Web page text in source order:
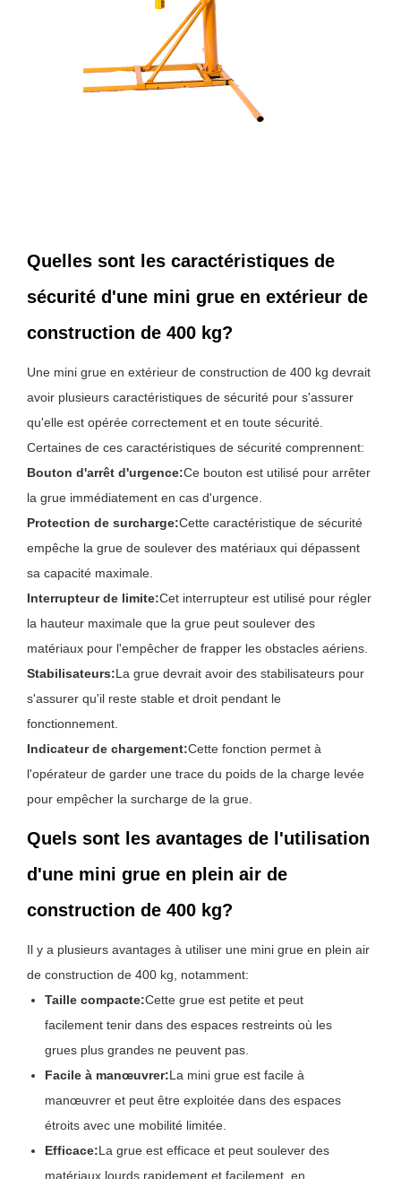
Quelles sont les caractéristiques de
sécurité d'une mini grue en extérieur de
construction de 400 kg?
Une mini grue en extérieur de construction de 400 kg devrait
avoir plusieurs caractéristiques de sécurité pour s'assurer
qu'elle est opérée correctement et en toute sécurité.
Certaines de ces caractéristiques de sécurité comprennent:
Bouton d'arrêt d'urgence:Ce bouton est utilisé pour arrêter
la grue immédiatement en cas d'urgence.
Protection de surcharge:Cette caractéristique de sécurité
empêche la grue de soulever des matériaux qui dépassent
sa capacité maximale.
Interrupteur de limite:Cet interrupteur est utilisé pour régler
la hauteur maximale que la grue peut soulever des
matériaux pour l'empêcher de frapper les obstacles aériens.
Stabilisateurs:La grue devrait avoir des stabilisateurs pour
s'assurer qu'il reste stable et droit pendant le
fonctionnement.
Indicateur de chargement:Cette fonction permet à
l'opérateur de garder une trace du poids de la charge levée
pour empêcher la surcharge de la grue.
Quels sont les avantages de l'utilisation
d'une mini grue en plein air de
construction de 400 kg?
Il y a plusieurs avantages à utiliser une mini grue en plein air
de construction de 400 kg, notamment:
Taille compacte:Cette grue est petite et peut
facilement tenir dans des espaces restreints où les
grues plus grandes ne peuvent pas.
Facile à manœuvrer:La mini grue est facile à
manœuvrer et peut être exploitée dans des espaces
étroits avec une mobilité limitée.
Efficace:La grue est efficace et peut soulever des
matériaux lourds rapidement et facilement, en